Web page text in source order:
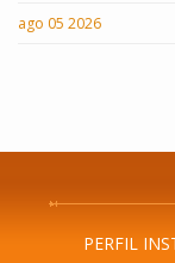
ago 05 2026
PERFIL